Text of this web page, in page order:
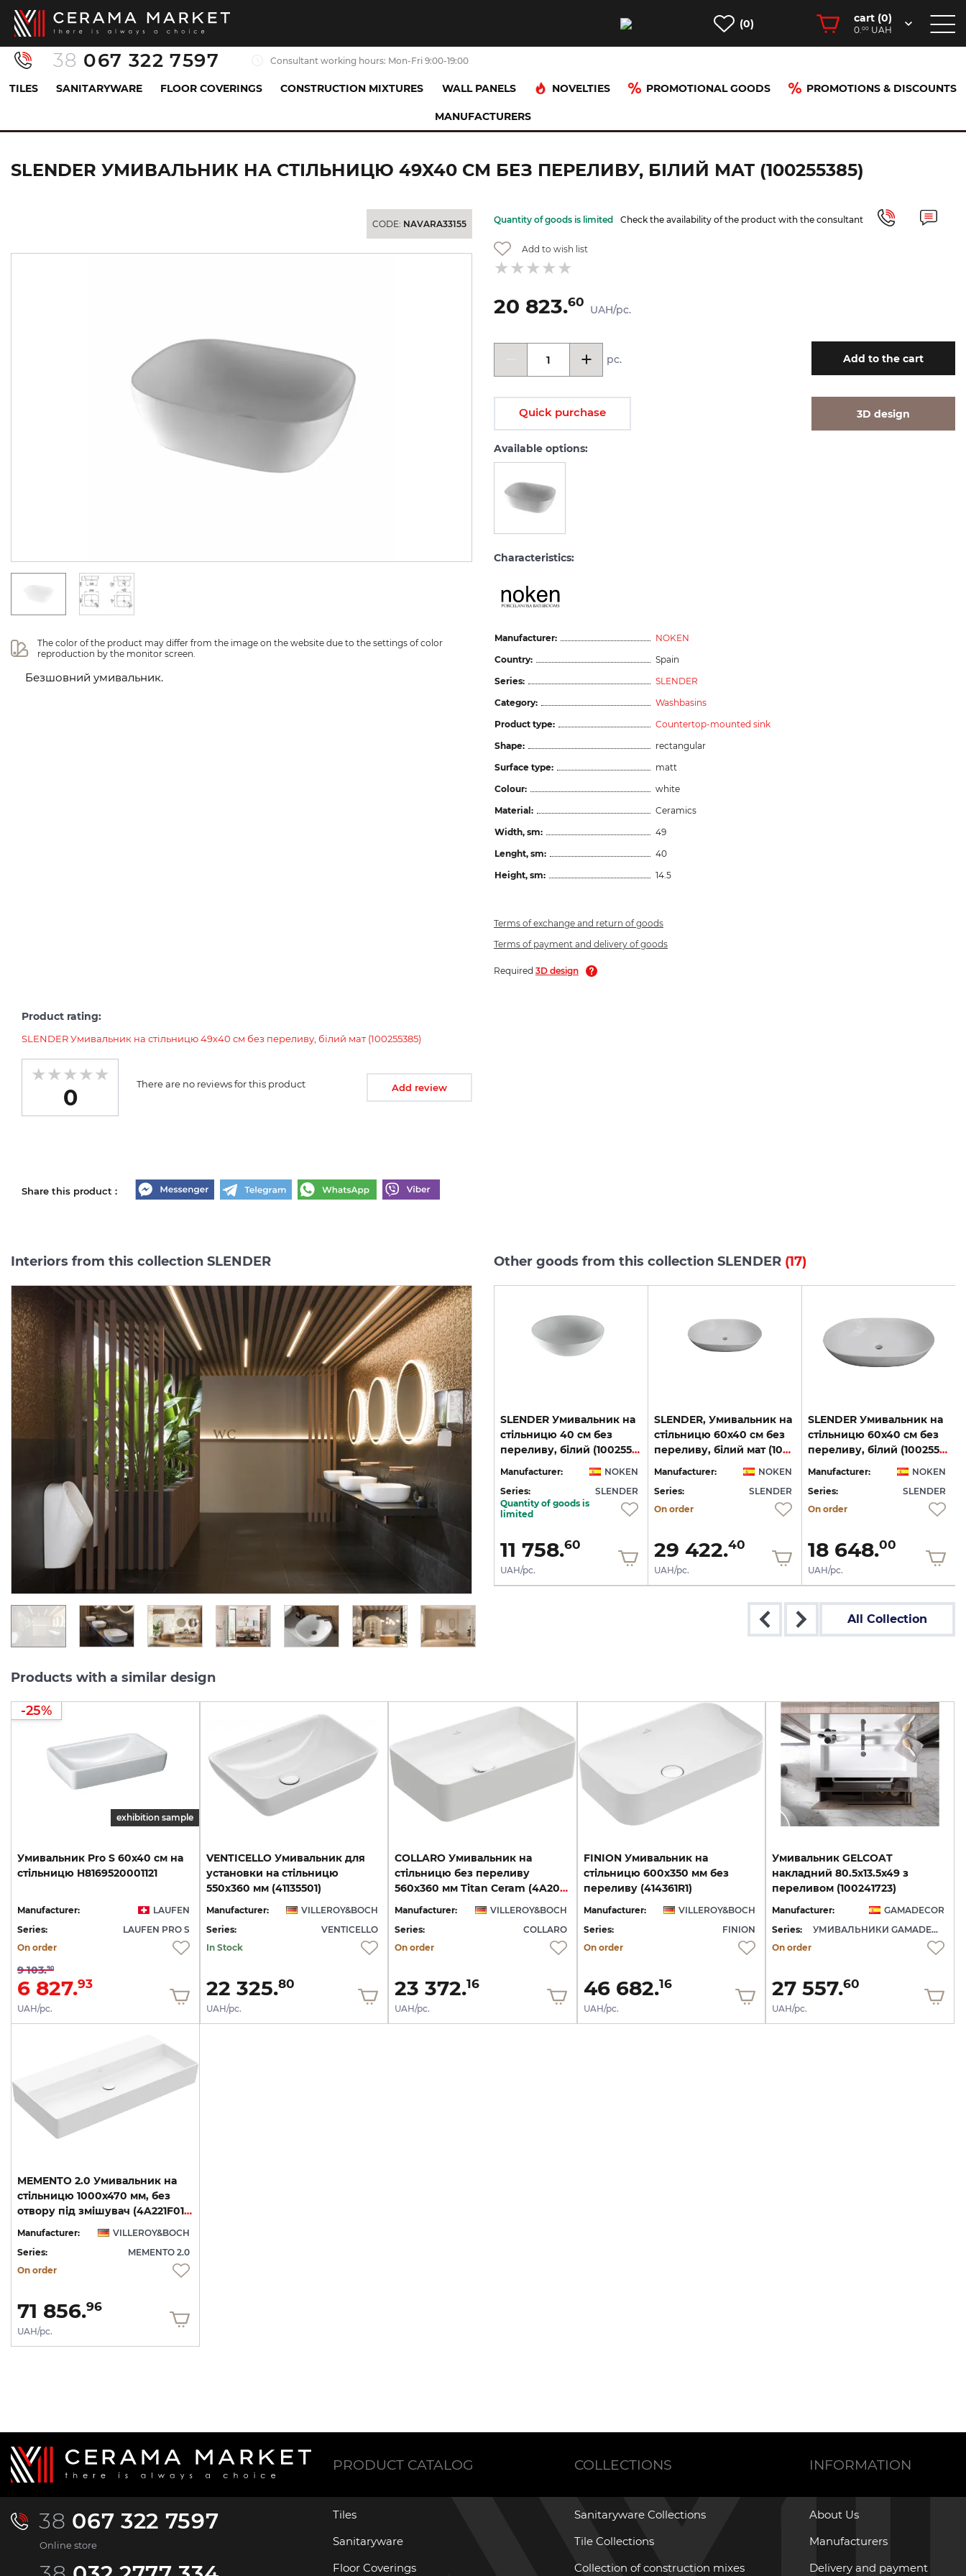
(0) cart (0)
0.00 UAH
38 067 322 7597 Consultant working hours: Mon-Fri 9:00-19:00
TILES SANITARYWARE FLOOR COVERINGS CONSTRUCTION MIXTURES WALL PANELS NOVELTIES PROMOTIONAL GOODS PROMOTIONS & DISCOUNTS
MANUFACTURERS
SLENDER Умивальник на стільницю 49x40 см без переливу, білий мат (100255385)
SLENDER УМИВАЛЬНИК НА СТІЛЬНИЦЮ 49X40 СМ БЕЗ ПЕРЕЛИВУ, БІЛИЙ МАТ (100255385)
CODE: NAVARA33155
The color of the product may differ from the image on the website due to the settings of color
reproduction by the monitor screen.
Безшовний умивальник.
Quantity of goods is limited Check the availability of the product with the consultant
Add to wish list
20 823.60
UAH/pc.
pc. Add to the cart
Quick purchase 3D design
Available options:
Characteristics:
Manufacturer:
NOKEN
Country:
Spain
Series:
SLENDER
Category:
Washbasins
Product type:
Countertop-mounted sink
Shape:
rectangular
Surface type:
matt
Colour:
white
Material:
Ceramics
Width, sm:
49
Lenght, sm:
40
Height, sm:
14.5
Terms of exchange and return of goods
Terms of payment and delivery of goods
Required 3D design
Product rating:
SLENDER Умивальник на стільницю 49x40 см без переливу, білий мат (100255385)
0
There are no reviews for this product Add review
Share this product :
Interiors from this collection SLENDER Other goods from this collection SLENDER (17)
SLENDER, Умивальник на
стільницю 40см без
переливу, донний клапан, carrara marble (100352946)
Manufacturer:
NOKEN
Series:
SLENDER
In Stock
61 590.
UAH/pc.
SLENDER, Умивальник на
стільницю 40см без
NOKEN
SLENDER
SLENDER, Умивальник на
стільницю 41x41 см без
Manufacturer:
Series:
In Stock
73 038.00
SLENDER Умивальник на
стільницю 40 см без
переливу, білий (100255371)
Manufacturer:
NOKEN
Series:
SLENDER
Quantity of goods is
limited
11 758.60
UAH/pc.
SLENDER, Умивальник на
стільницю 60х40 см без
переливу, білий мат (100255705)
Manufacturer:
NOKEN
Series:
SLENDER
On order
29 422.40
UAH/pc.
SLENDER Умивальник на
стільницю 60х40 см без
переливу, білий (100255359)
Manufacturer:
NOKEN
Series:
SLENDER
On order
18 648.00
UAH/pc.
All Collection
Products with a similar design
exhibition sample
-25%
Умивальник Pro S 60х40 см на
стільницю H8169520001121
Manufacturer:
LAUFEN
Series:
LAUFEN PRO S
On order
9 103.90
6 827.93
UAH/pc.
VENTICELLO Умивальник для
установки на стільницю
550х360 мм (41135501)
Manufacturer:
VILLEROY&BOCH
Series:
VENTICELLO
In Stock
22 325.80
UAH/pc.
COLLARO Умивальник на
стільницю без переливу
560х360 мм Titan Ceram (4A205601)
Manufacturer:
VILLEROY&BOCH
Series:
COLLARO
On order
23 372.16
UAH/pc.
FINION Умивальник на
стільницю 600x350 мм без
переливу (414361R1)
Manufacturer:
VILLEROY&BOCH
Series:
FINION
On order
46 682.16
UAH/pc.
Умивальник GELCOAT
накладний 80.5x13.5x49 з
переливом (100241723)
Manufacturer:
GAMADECOR
Series:
УМИВАЛЬНИКИ GAMADECOR
On order
27 557.60
UAH/pc.
MEMENTO 2.0 Умивальник на
стільницю 1000x470 мм, без
отвору під змішувач (4A221F01) Titan Ceram
Manufacturer:
VILLEROY&BOCH
Series:
MEMENTO 2.0
On order
71 856.96
UAH/pc.
38 067 322 7597
Online store
PRODUCT CATALOG
Tiles
Sanitaryware
Floor Coverings
COLLECTIONS
Sanitaryware Collections
Tile Collections
Collection of construction mixes
INFORMATION
About Us
Manufacturers
Delivery and payment